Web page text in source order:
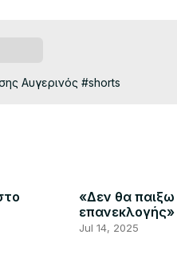
Αυγερινός #shorts
«Δεν θα παιξω
επανεκλογής»
Jul 14, 2025